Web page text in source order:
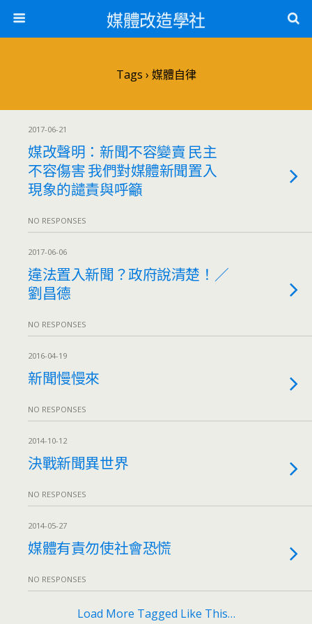
媒體改造學社
Tags › 媒體自律
2017-06-21
媒改聲明：新聞不容變賣 民主
不容傷害 我們對媒體新聞置入
現象的譴責與呼籲
NO RESPONSES
2017-06-06
違法置入新聞？政府說清楚！／
劉昌德
NO RESPONSES
2016-04-19
新聞慢慢來
NO RESPONSES
2014-10-12
決戰新聞異世界
NO RESPONSES
2014-05-27
媒體有責勿使社會恐慌
NO RESPONSES
Load More Tagged Like This…